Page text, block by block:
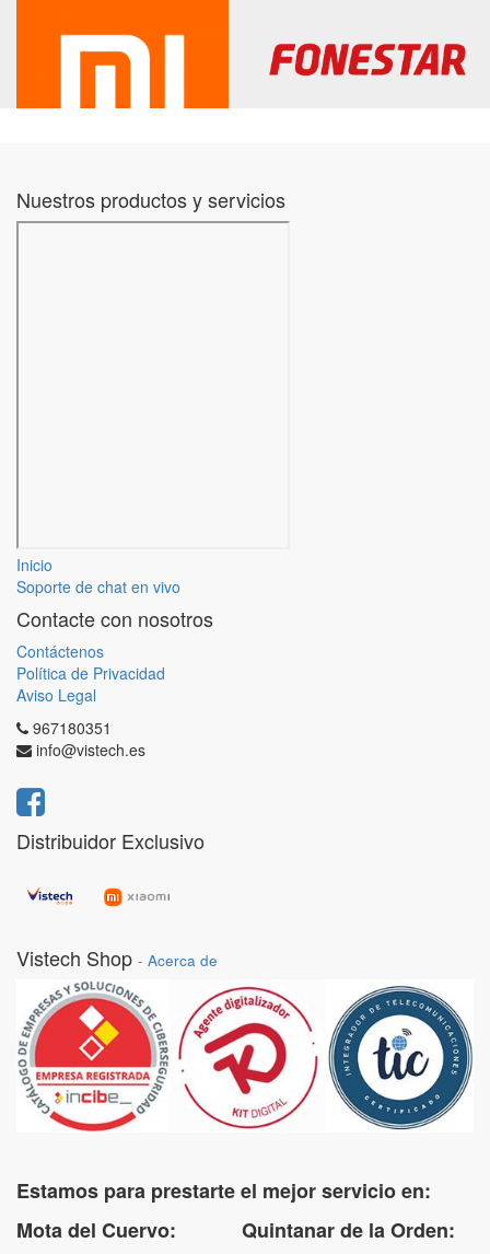
Nuestros productos y servicios
Inicio
Soporte de chat en vivo
Contacte con nosotros
Contáctenos
Política de Privacidad
Aviso Legal
967180351
info@vistech.es
Distribuidor Exclusivo
Vistech Shop - Acerca de
Estamos para prestarte el mejor servicio en:
Mota del Cuervo: Quintanar de la Orden: